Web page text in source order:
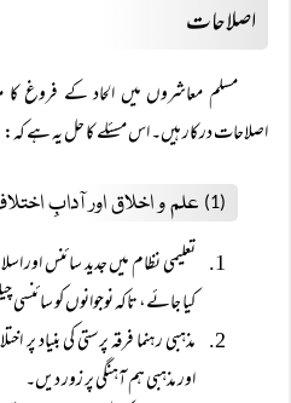
اصلاحات
مسلم معاشروں میں الحاد کے فروغ کا
اصلاحات درکار ہیں۔ اس مسئلے کا حل یہ ہے کہ:
(1) علم و اخلاق اور آدابِ
تعلیمی نظام میں جدید سائنس اور
کیا جائے، تاکہ نوجوانوں کو
مذہبی رہنما فرقہ پرستی کی بنیاد
اور مذہبی ہم آہنگی پر زور دیں۔